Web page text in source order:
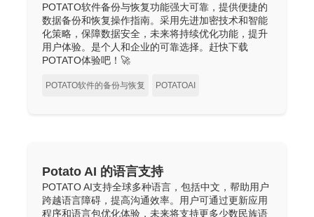
POTATO软件备份与恢复功能强大可靠，提供便捷的
数据备份和恢复操作指南。采用先进加密技术和智能
化策略，保障数据安全，未来将持续优化功能，提升
用户体验。是个人和企业的可靠选择。赶快下载
POTATO体验吧！🚀
POTATO软件的备份与恢复 POTATOAI
Potato AI 的语言支持
POTATO AI支持全球多种语言，包括中文，帮助用户
跨越语言障碍，提高沟通效率。用户可通过更新应用
程序和语言包优化体验，未来将支持更多少数民族语